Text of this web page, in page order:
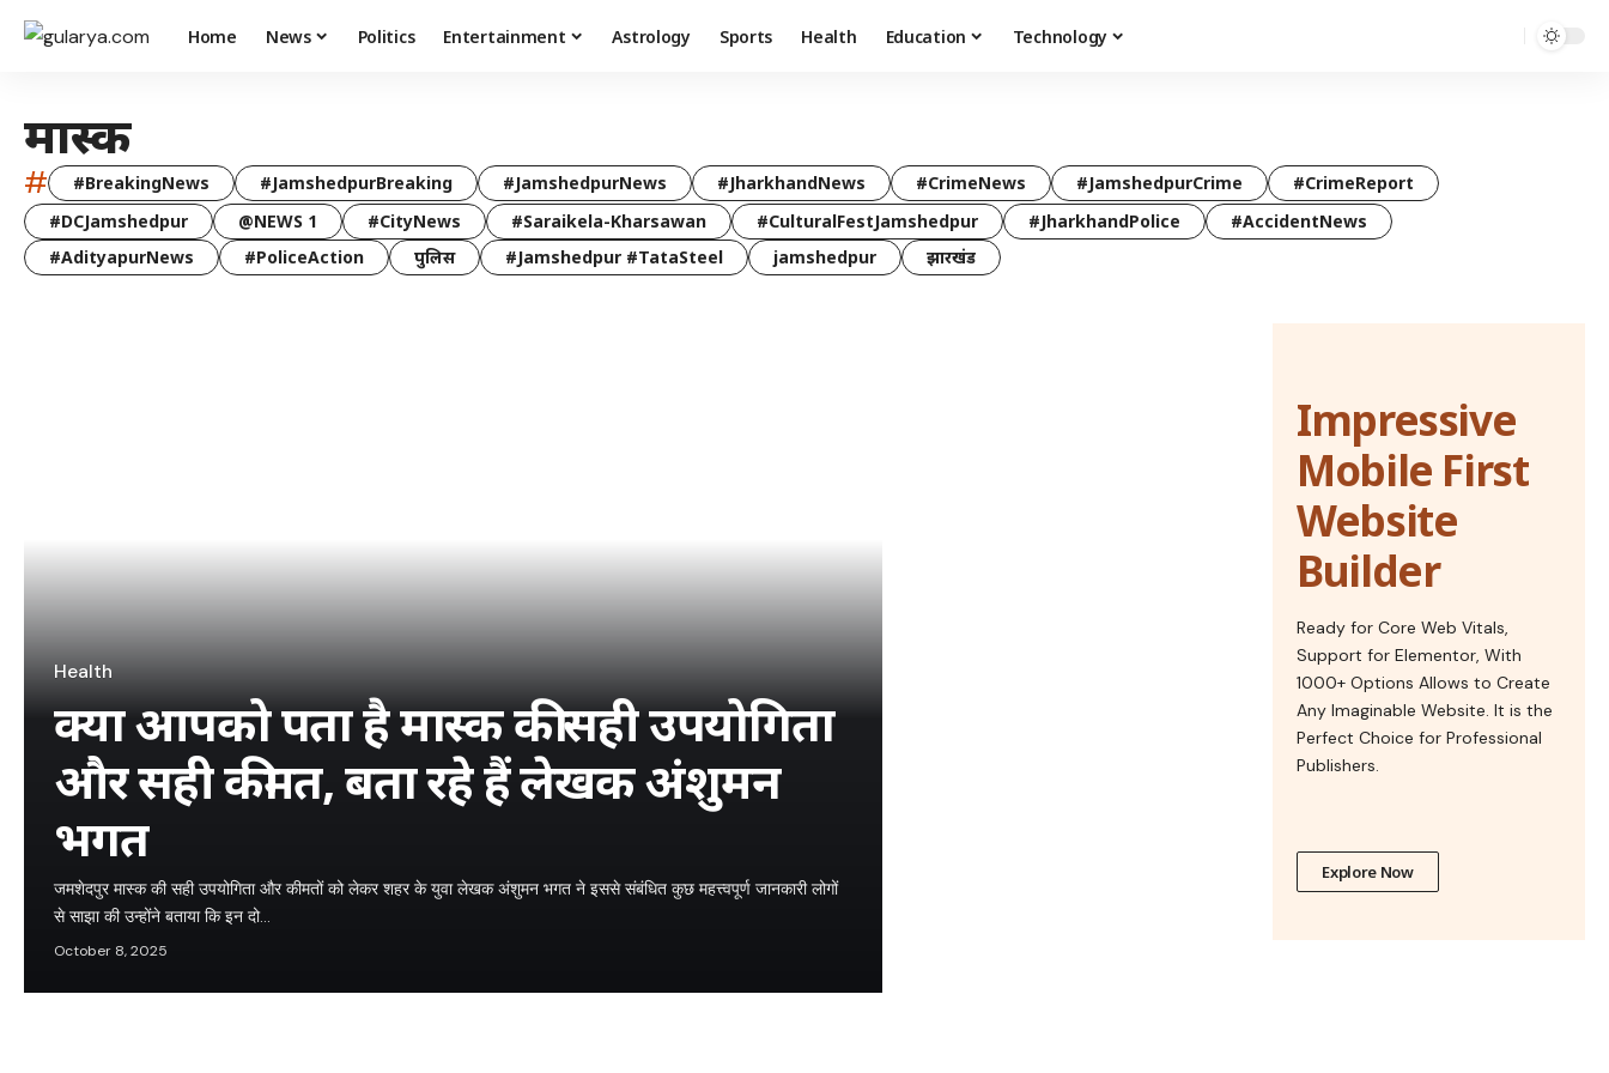
Home News Politics Entertainment Astrology Sports Health Education Technology
मास्क
# #BreakingNews #JamshedpurBreaking #JamshedpurNews #JharkhandNews #CrimeNews #JamshedpurCrime
#CrimeReport
#DCJamshedpur
@NEWS 1 #CityNews #Saraikela-Kharsawan #CulturalFestJamshedpur #JharkhandPolice
#AccidentNews
#AdityapurNews
#PoliceAction पुलिस #Jamshedpur #TataSteel jamshedpur झारखंड
Health
क्या आपको पता है मास्क की सही उपयोगिता
और सही कीमत, बता रहे हैं लेखक अंशुमन
भगत
जमशेदपुर मास्क की सही उपयोगिता और कीमतों को लेकर शहर के युवा लेखक अंशुमन भगत ने इससे संबंधित कुछ महत्त्वपूर्ण जानकारी लोगों
से साझा की उन्होंने बताया कि इन दो…
October 8, 2025
Impressive
Mobile First
Website
Builder
Ready for Core Web Vitals,
Support for Elementor, With
1000+ Options Allows to Create
Any Imaginable Website. It is the
Perfect Choice for Professional
Publishers.
Explore Now